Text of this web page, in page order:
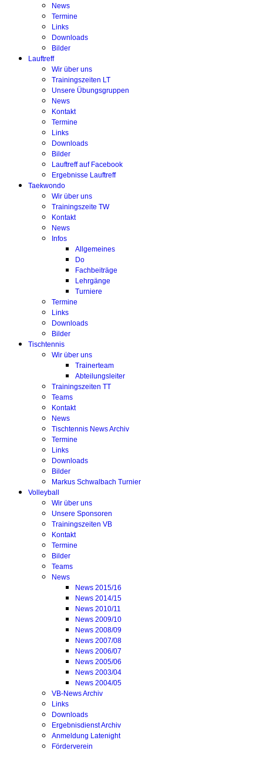
News
Termine
Links
Downloads
Bilder
Lauftreff
Wir über uns
Trainingszeiten LT
Unsere Übungsgruppen
News
Kontakt
Termine
Links
Downloads
Bilder
Lauftreff auf Facebook
Ergebnisse Lauftreff
Taekwondo
Wir über uns
Trainingszeite TW
Kontakt
News
Infos
Allgemeines
Do
Fachbeiträge
Lehrgänge
Turniere
Termine
Links
Downloads
Bilder
Tischtennis
Wir über uns
Trainerteam
Abteilungsleiter
Trainingszeiten TT
Teams
Kontakt
News
Tischtennis News Archiv
Termine
Links
Downloads
Bilder
Markus Schwalbach Turnier
Volleyball
Wir über uns
Unsere Sponsoren
Trainingszeiten VB
Kontakt
Termine
Bilder
Teams
News
News 2015/16
News 2014/15
News 2010/11
News 2009/10
News 2008/09
News 2007/08
News 2006/07
News 2005/06
News 2003/04
News 2004/05
VB-News Archiv
Links
Downloads
Ergebnisdienst Archiv
Anmeldung Latenight
Förderverein